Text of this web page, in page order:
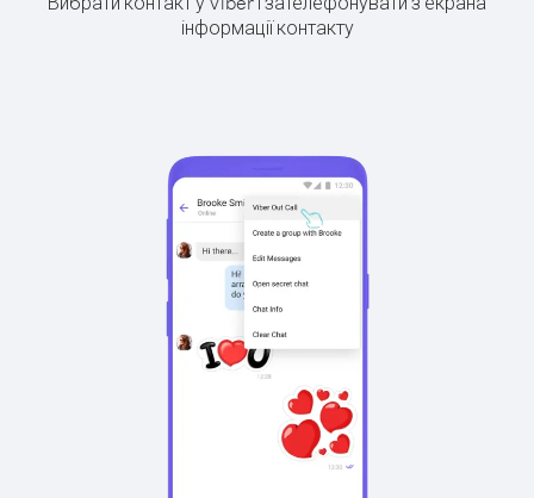
інформації контакту